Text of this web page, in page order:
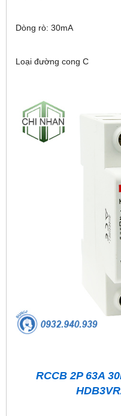
Dòng rò: 30mA
Loại đường cong C
RCCB 2P 63A